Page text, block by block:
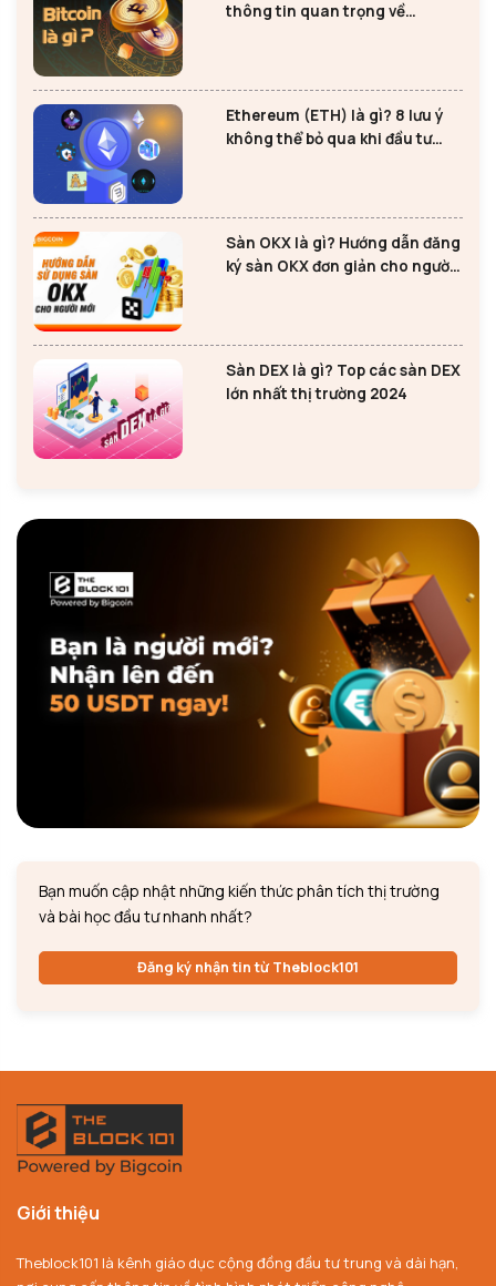
thông tin quan trọng về
Ethereum (ETH) là gì? 8 lưu ý
không thể bỏ qua khi đầu tư
Sàn OKX là gì? Hướng dẫn đăng
ký sàn OKX đơn giản cho người
Sàn DEX là gì? Top các sàn DEX
lớn nhất thị trường 2024
Bạn muốn cập nhật những kiến thức phân tích thị trường
và bài học đầu tư nhanh nhất?
Đăng ký nhận tin từ Theblock101
Giới thiệu
Theblock101 là kênh giáo dục cộng đồng đầu tư trung và dài hạn,